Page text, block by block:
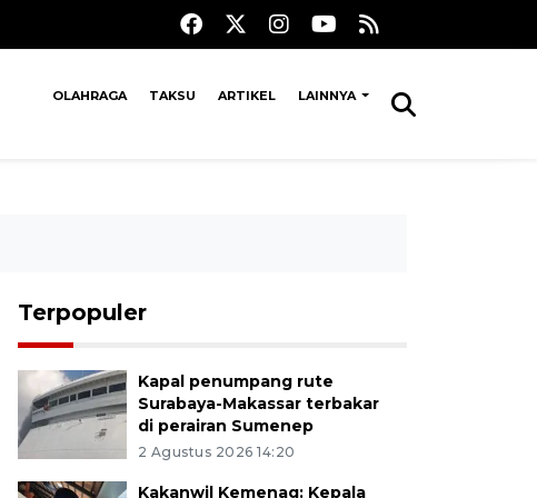
OLAHRAGA TAKSU ARTIKEL LAINNYA
Terpopuler
Kapal penumpang rute
Surabaya-Makassar terbakar
di perairan Sumenep
2 Agustus 2026 14:20
Kakanwil Kemenag: Kepala